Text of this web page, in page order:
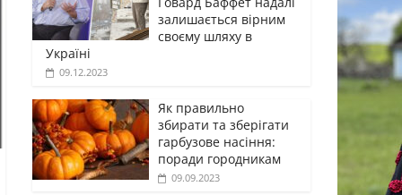
залишається вірним
своєму шляху в
Україні
09.12.2023
Як правильно
збирати та зберігати
гарбузове насіння:
поради городникам
09.09.2023